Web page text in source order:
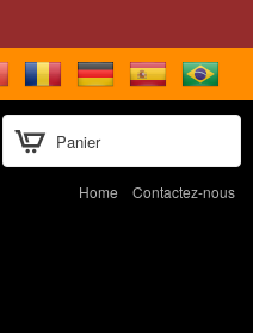
Panier
Home Contactez-nous